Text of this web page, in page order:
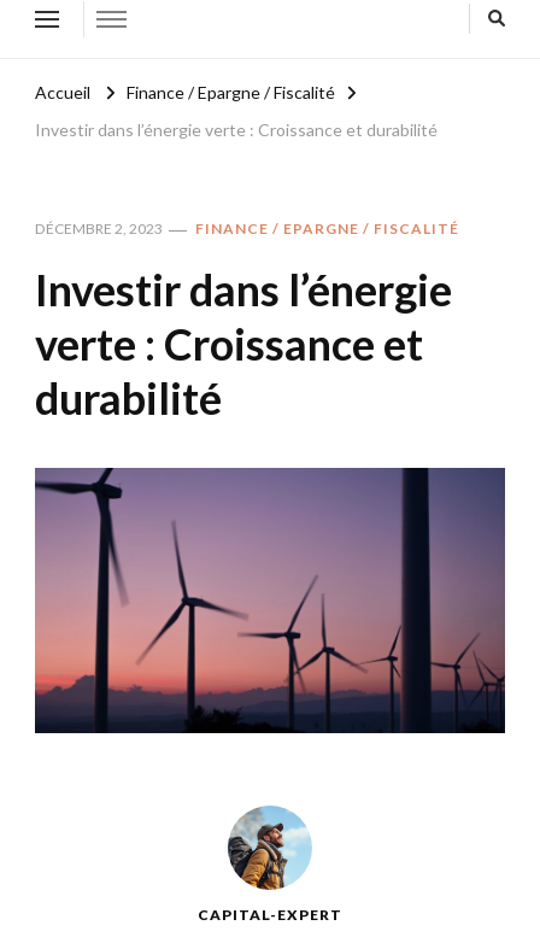
Accueil
Finance / Epargne / Fiscalité
Investir dans l’énergie verte : Croissance et durabilité
DÉCEMBRE 2, 2023 FINANCE / EPARGNE / FISCALITÉ
Investir dans l’énergie
verte : Croissance et
durabilité
CAPITAL-EXPERT